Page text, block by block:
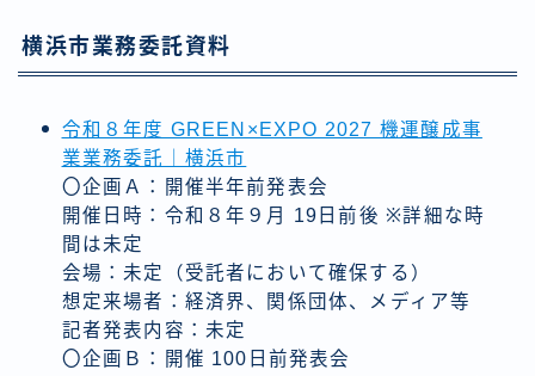
横浜市業務委託資料
令和８年度 GREEN×EXPO 2027 機運醸成事
業業務委託｜横浜市
〇企画Ａ：開催半年前発表会
開催日時：令和８年９月 19日前後 ※詳細な時
間は未定
会場：未定（受託者において確保する）
想定来場者：経済界、関係団体、メディア等
記者発表内容：未定
〇企画Ｂ：開催 100日前発表会